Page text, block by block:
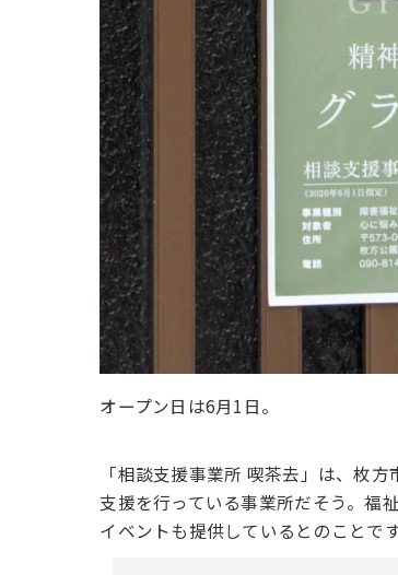
オープン日は6月1日。
「相談支援事業所 喫茶去」は、枚
支援を行っている事業所だそう。福
イベントも提供しているとのことです